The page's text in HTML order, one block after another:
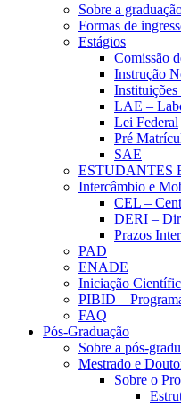
Sobre a
Formas de
Estágios
Comissão
Instrução
Instituições
LAE –
Lei Federal
Pré
SAE
ESTUDANTES
Intercâmbio e
CEL –
DERI –
Prazos
PAD
ENADE
Iniciação
PIBID –
FAQ
Pós-Graduação
Sobre a pós-
Mestrado e
Sobre o